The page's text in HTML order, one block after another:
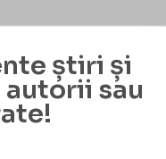
știri și
sau